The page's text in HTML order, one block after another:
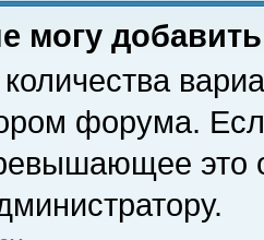
могу
форума.
это